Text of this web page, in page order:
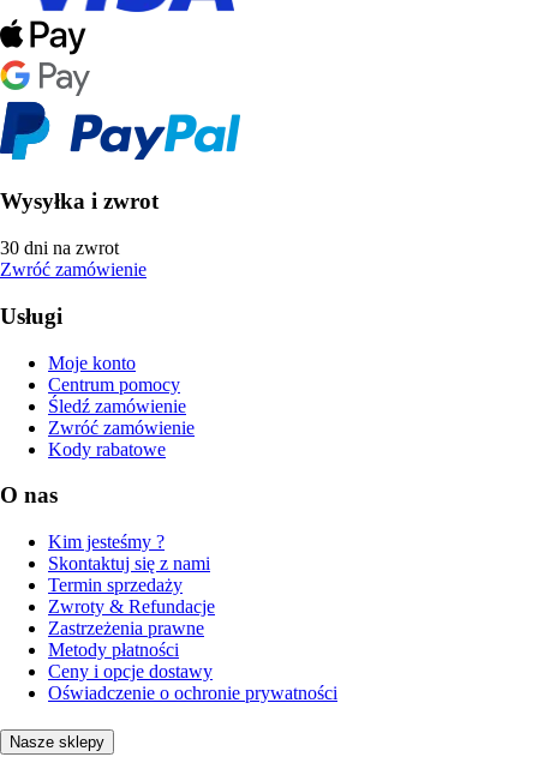
Wysyłka i zwrot
30 dni na zwrot
Zwróć zamówienie
Usługi
Moje konto
Centrum pomocy
Śledź zamówienie
Zwróć zamówienie
Kody rabatowe
O nas
Kim jesteśmy ?
Skontaktuj się z nami
Termin sprzedaży
Zwroty & Refundacje
Zastrzeżenia prawne
Metody płatności
Ceny i opcje dostawy
Oświadczenie o ochronie prywatności
Nasze sklepy